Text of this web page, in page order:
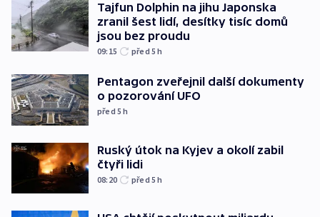
Tajfun Dolphin na jihu Japonska
zranil šest lidí, desítky tisíc domů
jsou bez proudu
09:15 před 5h
Pentagon zveřejnil další dokumenty
o pozorování UFO
před 5h
Ruský útok na Kyjev a okolí zabil
čtyři lidi
08:20 před 5h